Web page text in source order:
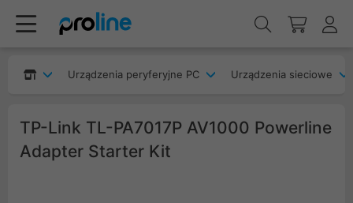
Urządzenia peryferyjne PC Urządzenia sieciowe
TP-Link TL-PA7017P AV1000 Powerline
Adapter Starter Kit